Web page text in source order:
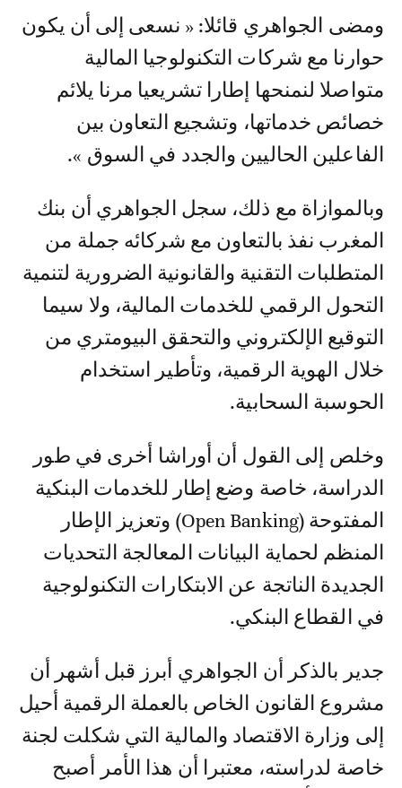
ومضى الجواهري قائلا: « نسعى إلى أن يكون
حوارنا مع شركات التكنولوجيا المالية
متواصلا لنمنحها إطارا تشريعيا مرنا يلائم
خصائص خدماتها، وتشجيع التعاون بين
الفاعلين الحاليين والجدد في السوق ».
وبالموازاة مع ذلك، سجل الجواهري أن بنك
المغرب نفذ بالتعاون مع شركائه جملة من
المتطلبات التقنية والقانونية الضرورية لتنمية
التحول الرقمي للخدمات المالية، ولا سيما
التوقيع الإلكتروني والتحقق البيومتري من
خلال الهوية الرقمية، وتأطير استخدام
الحوسبة السحابية.
وخلص إلى القول أن أوراشا أخرى في طور
الدراسة، خاصة وضع إطار للخدمات البنكية
المفتوحة (Open Banking) وتعزيز الإطار
المنظم لحماية البيانات المعالجة التحديات
الجديدة الناتجة عن الابتكارات التكنولوجية
في القطاع البنكي.
جدير بالذكر أن الجواهري أبرز قبل أشهر أن
مشروع القانون الخاص بالعملة الرقمية أحيل
إلى وزارة الاقتصاد والمالية التي شكلت لجنة
خاصة لدراسته، معتبرا أن هذا الأمر أصبح